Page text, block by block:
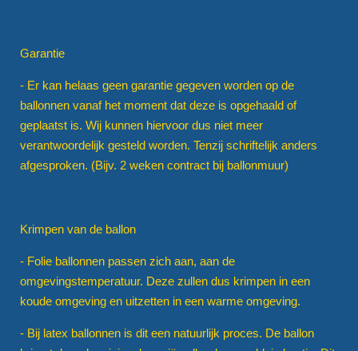
Garantie
- Er kan helaas geen garantie gegeven worden op de
ballonnen vanaf het moment dat deze is opgehaald of
geplaatst is. Wij kunnen hiervoor dus niet meer
verantwoordelijk gesteld worden. Tenzij schriftelijk anders
afgesproken. (Bijv. 2 weken contract bij ballonmuur)
Krimpen van de ballon
- Folie ballonnen passen zich aan, aan de
omgevingstemperatuur. Deze zullen dus krimpen in een
koude omgeving en uitzetten in een warme omgeving.
- Bij latex ballonnen is dit een natuurlijk proces. De ballon